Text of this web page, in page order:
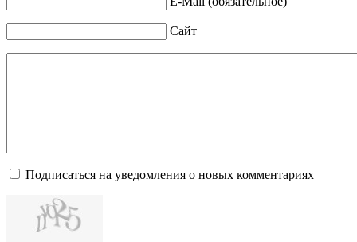
Сайт
Подписаться на уведомления о новых комментариях